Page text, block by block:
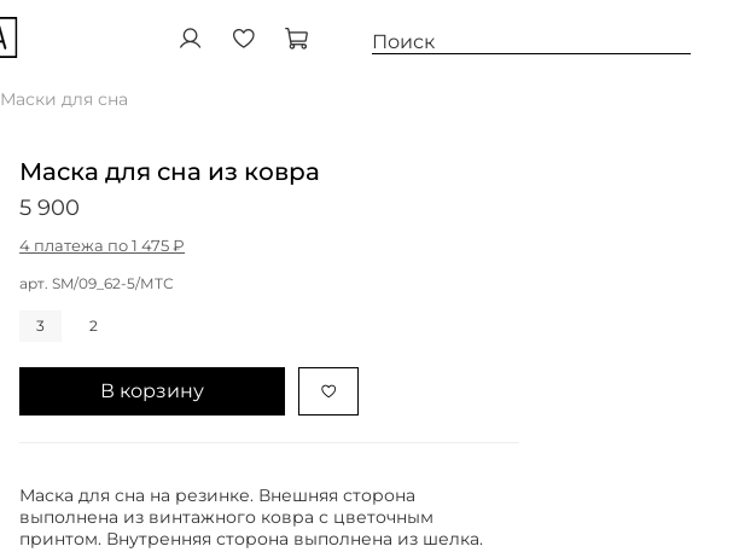
Маски для сна
арт.SM/09_62-5/МТС
Маска для сна из ковра
5 900
4 платежа по 1 475 ₽
3 2
В корзину
Маска для сна на резинке. Внешняя сторона
выполнена из винтажного ковра с цветочным
принтом. Внутренняя сторона выполнена из шелка.